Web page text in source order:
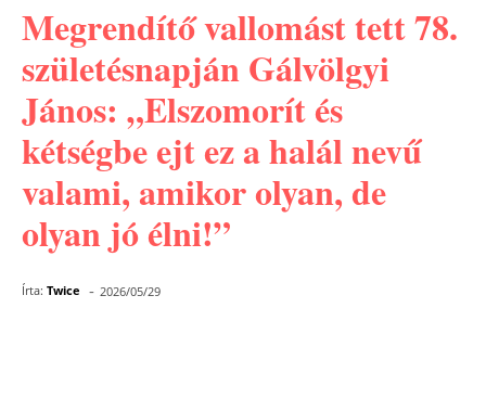
Megrendítő vallomást tett 78.
születésnapján Gálvölgyi
János: „Elszomorít és
kétségbe ejt ez a halál nevű
valami, amikor olyan, de
olyan jó élni!”
Írta: Twice - 2026/05/29